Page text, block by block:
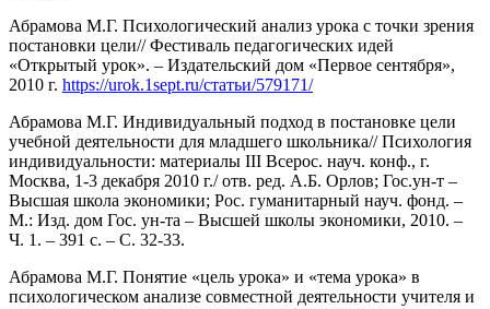
Абрамова М.Г. Психологический анализ урока с точки зрения
постановки цели// Фестиваль педагогических идей
«Открытый урок». – Издательский дом «Первое сентября»,
2010 г. https://urok.1sept.ru/статьи/579171/
Абрамова М.Г. Индивидуальный подход в постановке цели
учебной деятельности для младшего школьника// Психология
индивидуальности: материалы III Всерос. науч. конф., г.
Москва, 1-3 декабря 2010 г./ отв. ред. А.Б. Орлов; Гос.ун-т –
Высшая школа экономики; Рос. гуманитарный науч. фонд. –
М.: Изд. дом Гос. ун-та – Высшей школы экономики, 2010. –
Ч. 1. – 391 с. – С. 32-33.
Абрамова М.Г. Понятие «цель урока» и «тема урока» в
психологическом анализе совместной деятельности учителя и